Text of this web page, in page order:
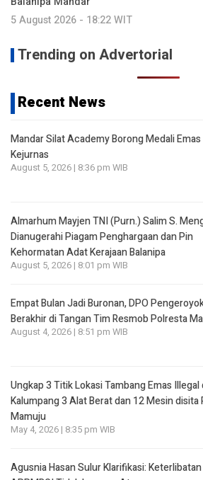
5 August 2026 - 18:22 WIT
Trending on Advertorial
Recent News
Mandar Silat Academy Borong Medali
Kejurnas
August 5, 2026 | 8:36 pm WIB
Almarhum Mayjen TNI (Purn.) Salim S.
Dianugerahi Piagam Penghargaan dan Pin
Kehormatan Adat Kerajaan Balanipa
August 5, 2026 | 8:01 pm WIB
Empat Bulan Jadi Buronan, DPO
Berakhir di Tangan Tim Resmob Polresta
August 4, 2026 | 8:51 pm WIB
Ungkap 3 Titik Lokasi Tambang Emas Illegal
Kalumpang 3 Alat Berat dan 12 Mesin disita
Mamuju
May 4, 2026 | 8:35 pm WIB
Agusnia Hasan Sulur Klarifikasi: